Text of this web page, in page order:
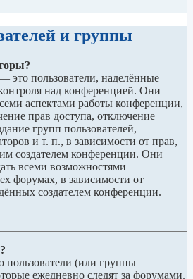
и группы
это пользователи, наделённые
над конференцией. Они
аспектами работы конференции,
прав доступа, отключение
групп пользователей,
и т. п., в зависимости от прав,
создателем конференции. Они
всеми возможностями
форумах, в зависимости от
создателем конференции.
(или группы
ежедневно следят за форумами.